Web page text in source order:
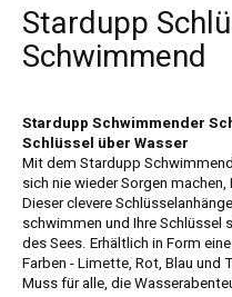
Stardupp
Schwimmend
Stardupp Schwimmender
Schlüssel über Wasser
Mit dem Stardupp
sich nie wieder Sorgen
Dieser clevere
schwimmen und Ihre Schlüssel
des Sees. Erhältlich in Form
Farben - Limette, Rot, Blau und
Muss für alle, die